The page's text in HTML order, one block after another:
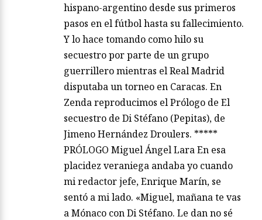
hispano-argentino desde sus primeros
pasos en el fútbol hasta su fallecimiento.
Y lo hace tomando como hilo su
secuestro por parte de un grupo
guerrillero mientras el Real Madrid
disputaba un torneo en Caracas. En
Zenda reproducimos el Prólogo de El
secuestro de Di Stéfano (Pepitas), de
Jimeno Hernández Droulers. *****
PRÓLOGO Miguel Ángel Lara En esa
placidez veraniega andaba yo cuando
mi redactor jefe, Enrique Marín, se
sentó a mi lado. «Miguel, mañana te vas
a Mónaco con Di Stéfano. Le dan no sé